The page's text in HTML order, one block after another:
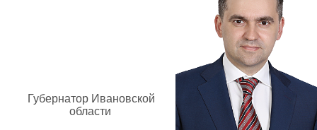
Губернатор Ивановской
области